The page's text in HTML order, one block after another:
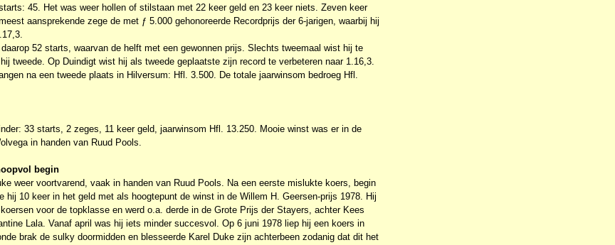
45. Het was weer hollen of stilstaan met 22 keer geld en 23 keer niets. Zeven keer
aansprekende zege de met ƒ 5.000 gehonoreerde Recordprijs der 6-jarigen, waarbij hij
52 starts, waarvan de helft met een gewonnen prijs. Slechts tweemaal wist hij te
tweede. Op Duindigt wist hij als tweede geplaatste zijn record te verbeteren naar 1.16,3.
na een tweede plaats in Hilversum: Hfl. 3.500. De totale jaarwinsom bedroeg Hfl.
33 starts, 2 zeges, 11 keer geld, jaarwinsom Hfl. 13.250. Mooie winst was er in de
in handen van Ruud Pools.
begin
weer voortvarend, vaak in handen van Ruud Pools. Na een eerste mislukte koers, begin
hij 10 keer in het geld met als hoogtepunt de winst in de Willem H. Geersen-prijs 1978. Hij
voor de topklasse en werd o.a. derde in de Grote Prijs der Stayers, achter Kees
Lala. Vanaf april was hij iets minder succesvol. Op 6 juni 1978 liep hij een koers in
brak de sulky doormidden en blesseerde Karel Duke zijn achterbeen zodanig dat dit het